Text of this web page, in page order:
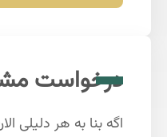
درخواست
اگه بنا به هر دلیلی